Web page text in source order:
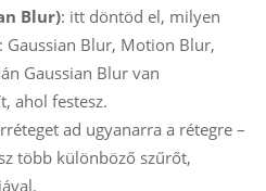
Blur): itt döntöd el, milyen
Gaussian Blur, Motion Blur,
Gaussian Blur van
ahol festesz.
ad ugyanarra a rétegre –
több különböző szűrőt,